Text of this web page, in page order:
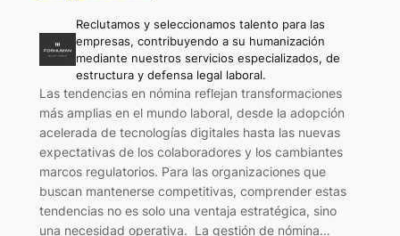
Reclutamos y seleccionamos talento para las
empresas, contribuyendo a su humanización
mediante nuestros servicios especializados, de
estructura y defensa legal laboral.
Las tendencias en nómina reflejan transformaciones
más amplias en el mundo laboral, desde la adopción
acelerada de tecnologías digitales hasta las nuevas
expectativas de los colaboradores y los cambiantes
marcos regulatorios. Para las organizaciones que
buscan mantenerse competitivas, comprender estas
tendencias no es solo una ventaja estratégica, sino
una necesidad operativa. La gestión de nómina…